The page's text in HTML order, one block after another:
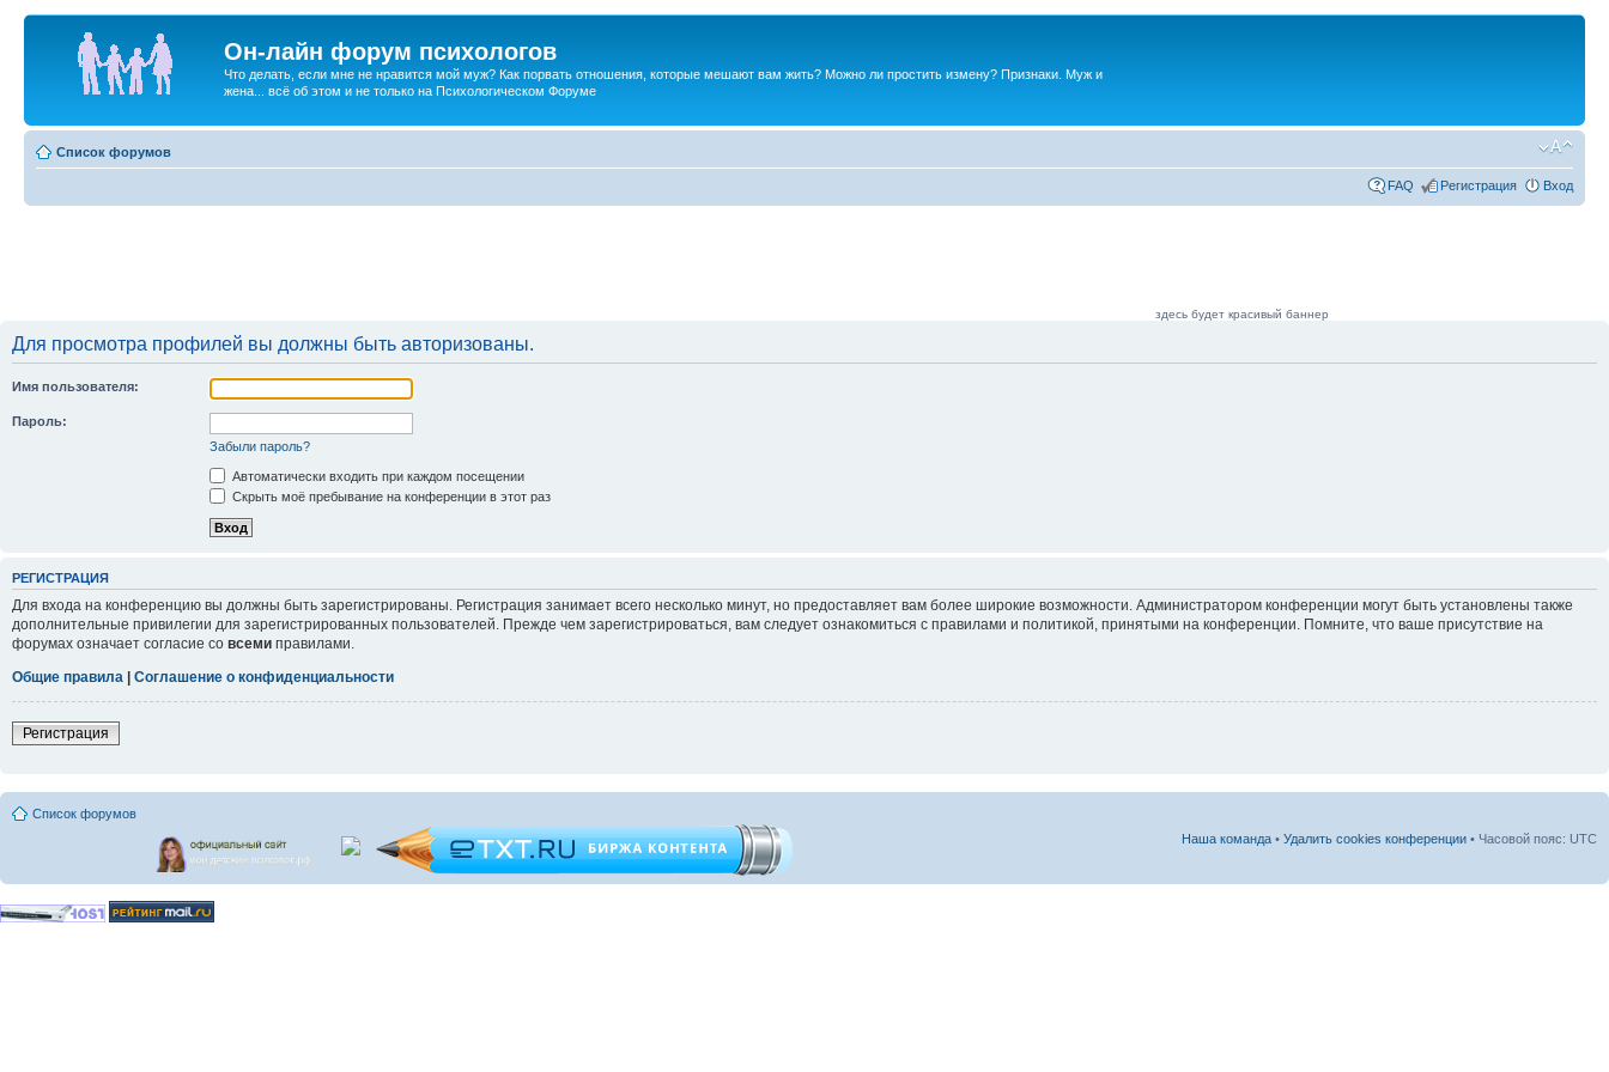
Он-лайн форум психологов
Что делать, если мне не нравится мой муж? Как порвать отношения, которые мешают вам жить? Можно ли простить измену? Признаки. Муж и
жена... всё об этом и не только на Психологическом Форуме
Список форумов
FAQ Регистрация Вход
здесь будет красивый баннер
Для просмотра профилей вы должны быть авторизованы.
Имя пользователя:
Пароль:
Забыли пароль?
Автоматически входить при каждом посещении
Скрыть моё пребывание на конференции в этот раз
РЕГИСТРАЦИЯ
Для входа на конференцию вы должны быть зарегистрированы. Регистрация занимает всего несколько минут, но предоставляет вам более широкие возможности. Администратором конференции могут быть установлены также
дополнительные привилегии для зарегистрированных пользователей. Прежде чем зарегистрироваться, вам следует ознакомиться с правилами и политикой, принятыми на конференции. Помните, что ваше присутствие на
форумах означает согласие со всеми правилами.
Общие правила
Соглашение о конфиденциальности
Регистрация
Список форумов
Наша команда • Удалить cookies конференции • Часовой пояс: UTC